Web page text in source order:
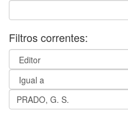
Filtros correntes: